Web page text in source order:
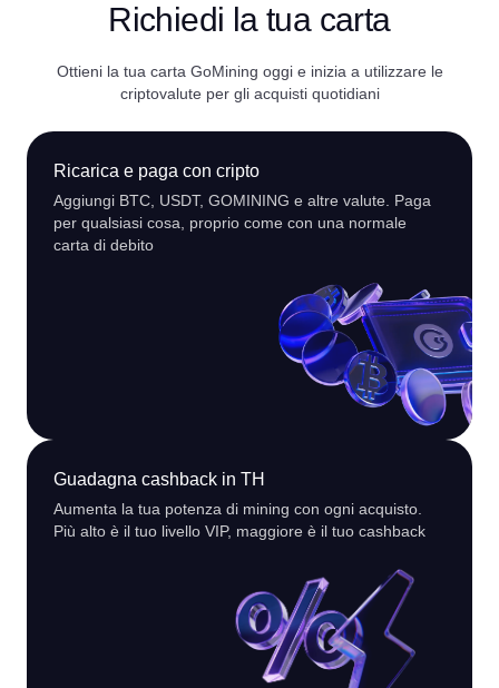
Richiedi la tua carta
Ottieni la tua carta GoMining oggi e inizia a utilizzare le
criptovalute per gli acquisti quotidiani
Ricarica e paga con cripto
Aggiungi BTC, USDT, GOMINING e altre valute. Paga
per qualsiasi cosa, proprio come con una normale
carta di debito
Guadagna cashback in TH
Aumenta la tua potenza di mining con ogni acquisto.
Più alto è il tuo livello VIP, maggiore è il tuo cashback